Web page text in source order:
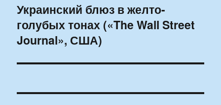
Следующая
запись:
Украинский блюз в желто-
голубых тонах («The Wall Street
Journal», США)